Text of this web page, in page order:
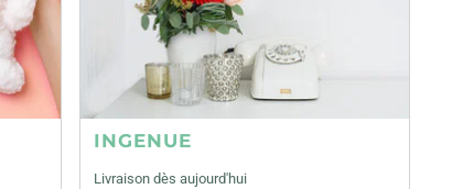
INGENUE
Livraison dès aujourd'hui